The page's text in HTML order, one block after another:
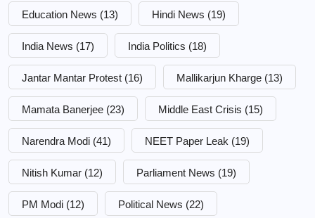
Education News (13) Hindi News (19)
India News (17) India Politics (18)
Jantar Mantar Protest (16) Mallikarjun Kharge (13)
Mamata Banerjee (23) Middle East Crisis (15)
Narendra Modi (41) NEET Paper Leak (19)
Nitish Kumar (12) Parliament News (19)
PM Modi (12) Political News (22)